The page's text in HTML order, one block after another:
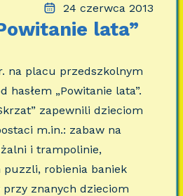
24 czerwca 2013
lata”
na placu przedszkolnym
hasłem „Powitanie lata”.
zapewnili dzieciom
m.in.: zabaw na
i trampolinie,
puzzli, robienia baniek
znanych dzieciom